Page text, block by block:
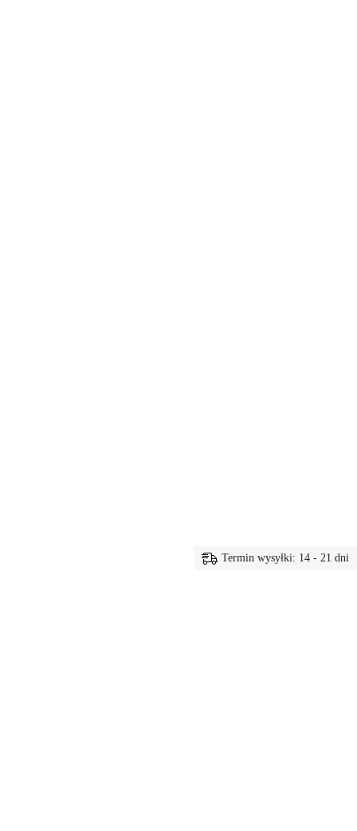
Termin wysyłki: 14 - 21 dni